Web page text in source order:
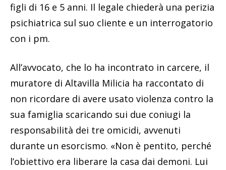
figli di 16 e 5 anni. Il legale chiederà una perizia
psichiatrica sul suo cliente e un interrogatorio
con i pm.
All’avvocato, che lo ha incontrato in carcere, il
muratore di Altavilla Milicia ha raccontato di
non ricordare di avere usato violenza contro la
sua famiglia scaricando sui due coniugi la
responsabilità dei tre omicidi, avvenuti
durante un esorcismo. «Non è pentito, perché
l’obiettivo era liberare la casa dai demoni. Lui